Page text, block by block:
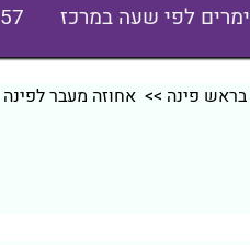
לפי שעה במרכז 57
>> אחוזה מעבר לפינה